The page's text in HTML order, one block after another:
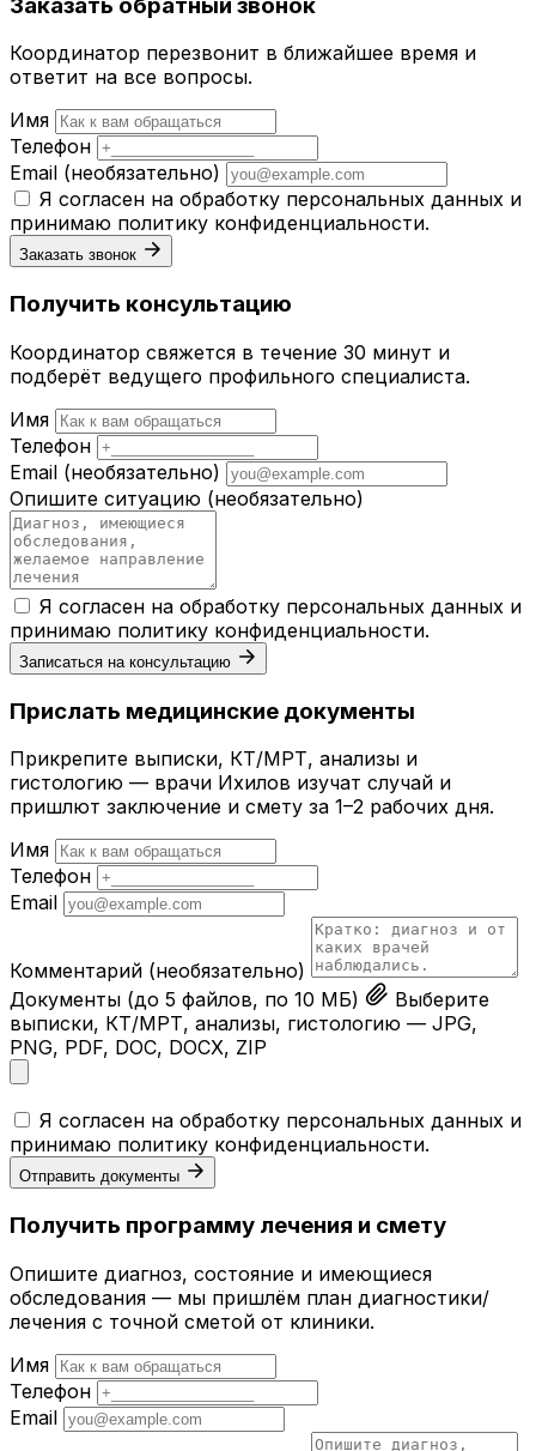
Координатор перезвонит в ближайшее время и
ответит на все вопросы.
Имя
Телефон
Email (необязательно)
Я согласен на обработку персональных данных и
принимаю политику конфиденциальности.
Заказать звонок
Получить консультацию
Координатор свяжется в течение 30 минут и
подберёт ведущего профильного специалиста.
Имя
Телефон
Email (необязательно)
Опишите ситуацию (необязательно)
Я согласен на обработку персональных данных и
принимаю политику конфиденциальности.
Записаться на консультацию
Прислать медицинские документы
Прикрепите выписки, КТ/МРТ, анализы и
гистологию — врачи Ихилов изучат случай и
пришлют заключение и смету за 1–2 рабочих дня.
Имя
Телефон
Email
Комментарий (необязательно)
Документы (до 5 файлов, по 10 МБ)
Выберите
выписки, КТ/МРТ, анализы, гистологию — JPG,
PNG, PDF, DOC, DOCX, ZIP
Я согласен на обработку персональных данных и
принимаю политику конфиденциальности.
Отправить документы
Получить программу лечения и смету
Опишите диагноз, состояние и имеющиеся
обследования — мы пришлём план диагностики/
лечения с точной сметой от клиники.
Имя
Телефон
Email